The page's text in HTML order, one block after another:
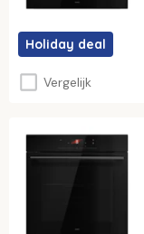
Holiday deal
Vergelijk